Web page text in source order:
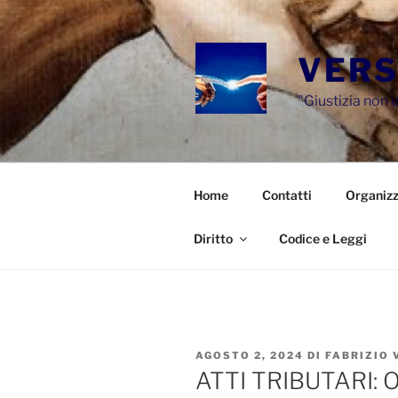
Salta
al
contenuto
"Giustizia non
Home Contatti
Diritto Codice e Leggi
PUBBLICATO
IL
AGOSTO 2, 2024 DI FABRIZIO
ATTI TRIBUTARI: